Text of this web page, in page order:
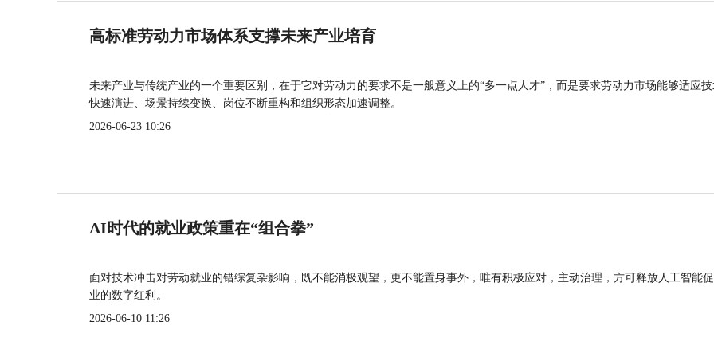
高标准劳动力市场体系支撑未来产业培育
未来产业与传统产业的一个重要区别，在于它对劳动力的要求不是一般意义上的“多一点人才”，而是要求劳动力市场能够适应
快速演进、场景持续变换、岗位不断重构和组织形态加速调整。
2026-06-23 10:26
AI时代的就业政策重在“组合拳”
面对技术冲击对劳动就业的错综复杂影响，既不能消极观望，更不能置身事外，唯有积极应对，主动治理，方可释放人工智能
业的数字红利。
2026-06-10 11:26